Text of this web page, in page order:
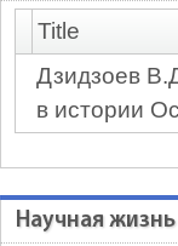
Title
Дзидзоев
в истории
Научная жизнь